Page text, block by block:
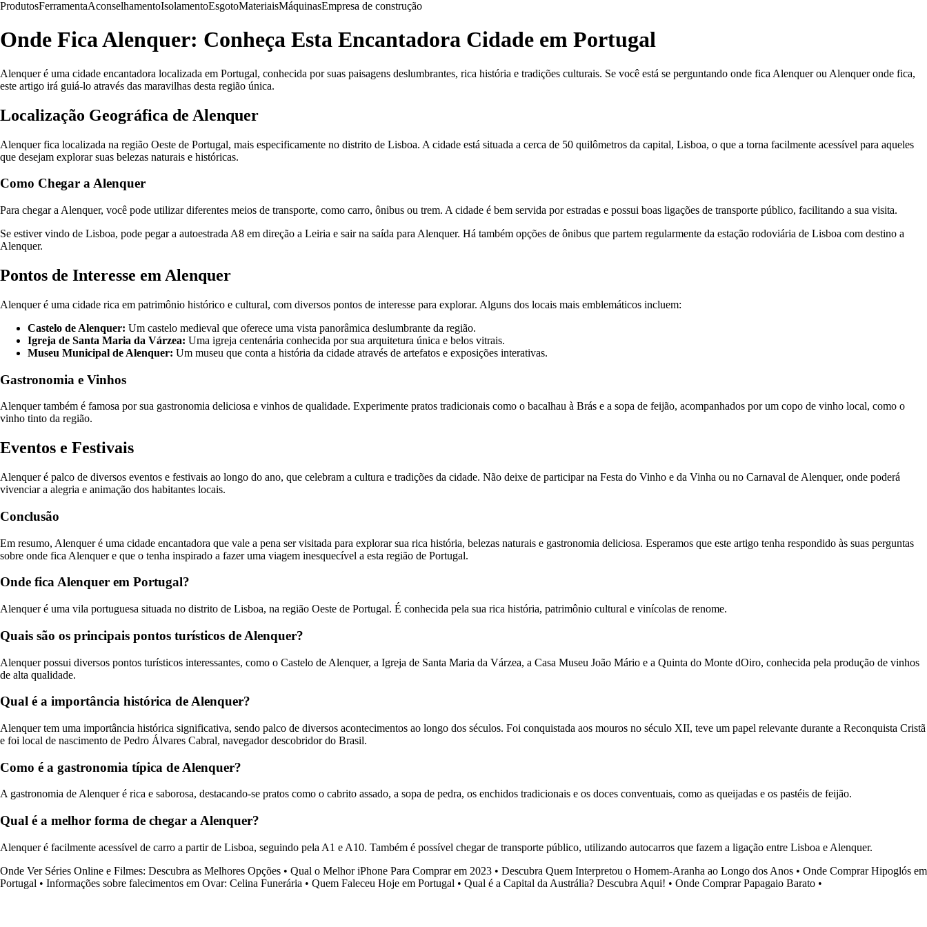
ProdutosFerramentaAconselhamentoIsolamentoEsgotoMateriaisMáquinasEmpresa de construção
Onde Fica Alenquer: Conheça Esta Encantadora Cidade em Portugal
Alenquer é uma cidade encantadora localizada em Portugal, conhecida por suas paisagens deslumbrantes, rica história e tradições culturais. Se você está se perguntando onde fica Alenquer ou Alenquer onde fica,
este artigo irá guiá-lo através das maravilhas desta região única.
Localização Geográfica de Alenquer
Alenquer fica localizada na região Oeste de Portugal, mais especificamente no distrito de Lisboa. A cidade está situada a cerca de 50 quilômetros da capital, Lisboa, o que a torna facilmente acessível para aqueles
que desejam explorar suas belezas naturais e históricas.
Como Chegar a Alenquer
Para chegar a Alenquer, você pode utilizar diferentes meios de transporte, como carro, ônibus ou trem. A cidade é bem servida por estradas e possui boas ligações de transporte público, facilitando a sua visita.
Se estiver vindo de Lisboa, pode pegar a autoestrada A8 em direção a Leiria e sair na saída para Alenquer. Há também opções de ônibus que partem regularmente da estação rodoviária de Lisboa com destino a
Alenquer.
Pontos de Interesse em Alenquer
Alenquer é uma cidade rica em patrimônio histórico e cultural, com diversos pontos de interesse para explorar. Alguns dos locais mais emblemáticos incluem:
Castelo de Alenquer: Um castelo medieval que oferece uma vista panorâmica deslumbrante da região.
Igreja de Santa Maria da Várzea: Uma igreja centenária conhecida por sua arquitetura única e belos vitrais.
Museu Municipal de Alenquer: Um museu que conta a história da cidade através de artefatos e exposições interativas.
Gastronomia e Vinhos
Alenquer também é famosa por sua gastronomia deliciosa e vinhos de qualidade. Experimente pratos tradicionais como o bacalhau à Brás e a sopa de feijão, acompanhados por um copo de vinho local, como o
vinho tinto da região.
Eventos e Festivais
Alenquer é palco de diversos eventos e festivais ao longo do ano, que celebram a cultura e tradições da cidade. Não deixe de participar na Festa do Vinho e da Vinha ou no Carnaval de Alenquer, onde poderá
vivenciar a alegria e animação dos habitantes locais.
Conclusão
Em resumo, Alenquer é uma cidade encantadora que vale a pena ser visitada para explorar sua rica história, belezas naturais e gastronomia deliciosa. Esperamos que este artigo tenha respondido às suas perguntas
sobre onde fica Alenquer e que o tenha inspirado a fazer uma viagem inesquecível a esta região de Portugal.
Onde fica Alenquer em Portugal?
Alenquer é uma vila portuguesa situada no distrito de Lisboa, na região Oeste de Portugal. É conhecida pela sua rica história, patrimônio cultural e vinícolas de renome.
Quais são os principais pontos turísticos de Alenquer?
Alenquer possui diversos pontos turísticos interessantes, como o Castelo de Alenquer, a Igreja de Santa Maria da Várzea, a Casa Museu João Mário e a Quinta do Monte dOiro, conhecida pela produção de vinhos
de alta qualidade.
Qual é a importância histórica de Alenquer?
Alenquer tem uma importância histórica significativa, sendo palco de diversos acontecimentos ao longo dos séculos. Foi conquistada aos mouros no século XII, teve um papel relevante durante a Reconquista Cristã
e foi local de nascimento de Pedro Álvares Cabral, navegador descobridor do Brasil.
Como é a gastronomia típica de Alenquer?
A gastronomia de Alenquer é rica e saborosa, destacando-se pratos como o cabrito assado, a sopa de pedra, os enchidos tradicionais e os doces conventuais, como as queijadas e os pastéis de feijão.
Qual é a melhor forma de chegar a Alenquer?
Alenquer é facilmente acessível de carro a partir de Lisboa, seguindo pela A1 e A10. Também é possível chegar de transporte público, utilizando autocarros que fazem a ligação entre Lisboa e Alenquer.
Onde Ver Séries Online e Filmes: Descubra as Melhores Opções • Qual o Melhor iPhone Para Comprar em 2023 • Descubra Quem Interpretou o Homem-Aranha ao Longo dos Anos • Onde Comprar Hipoglós em
Portugal • Informações sobre falecimentos em Ovar: Celina Funerária • Quem Faleceu Hoje em Portugal • Qual é a Capital da Austrália? Descubra Aqui! • Onde Comprar Papagaio Barato •